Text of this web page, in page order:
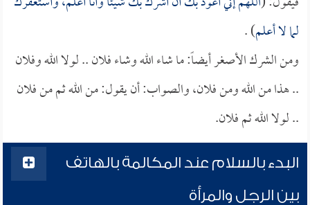
لما لا أعلم) .
ومن الشرك الأصغر أيضاً: ما شاء الله وشاء فلان .. لولا الله وفلان
.. هذا من الله ومن فلان، والصواب: أن يقول: من الله ثم من فلان
.. لولا الله ثم فلان.
البدء بالسلام عند المكالمة بالهاتف
بين الرجل والمرأة